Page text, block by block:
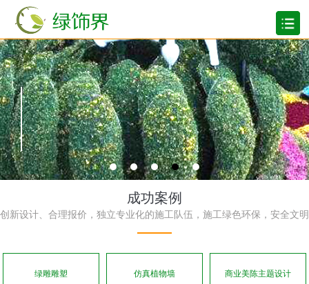
五千多个绿雕工程案例
客户遍及海内外各地超过150个国家和地
区
成功案例
创新设计、合理报价，独立专业化的施工队伍，施工绿色环保，安全文明
绿雕雕塑 仿真植物墙 商业美陈主题设计